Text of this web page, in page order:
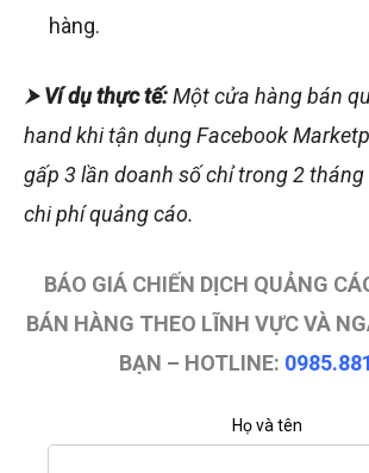
hàng.
⮞Ví dụ thực tế:Một cửa hàng bán
hand khi tận dụng Facebook
gấp 3 lần doanh số chỉ trong 2
chi phí quảng cáo.
BÁO GIÁ CHIẾN DỊCH QUẢNG
BÁN HÀNG THEO LĨNH VỰC VÀ
BẠN – HOTLINE:
Họ và tên